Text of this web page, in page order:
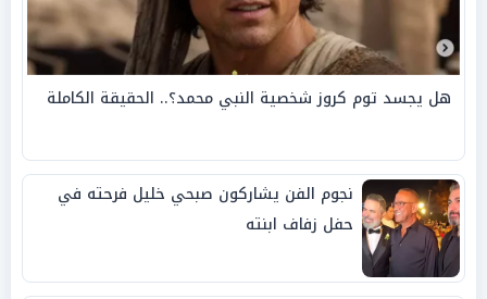
هل يجسد توم كروز شخصية النبي محمد؟.. الحقيقة الكاملة
نجوم الفن يشاركون صبحي خليل فرحته في
حفل زفاف ابنته